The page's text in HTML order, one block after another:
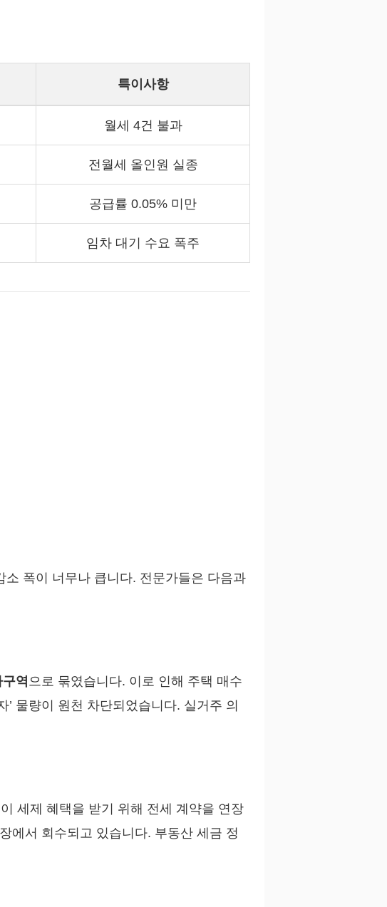
특이사항
월세 4건 불과
전월세 올인원 실종
공급률 0.05% 미만
임차 대기 수요 폭주
폭이 너무나 큽니다. 전문가들은 다음과
역 으로 묶였습니다. 이로 인해 주택 매수
물량이 원천 차단되었습니다. 실거주 의
세제 혜택을 받기 위해 전세 계약을 연장
에서 회수되고 있습니다. 부동산 세금 정